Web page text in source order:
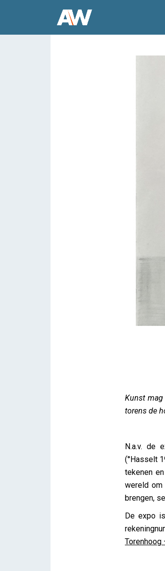
Hasselt
Lieve
Kunst
torens de
N.a.v. de
(°Hasselt
tekenen
wereld om
brengen,
De expo